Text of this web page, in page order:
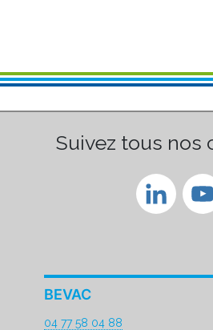
Suivez tous nos
BEVAC
04 77 58 04 88